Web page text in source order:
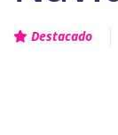
Destacado